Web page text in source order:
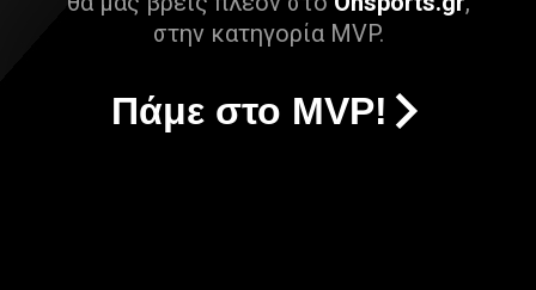
στην κατηγορία MVP.
Πάμε στο MVP!